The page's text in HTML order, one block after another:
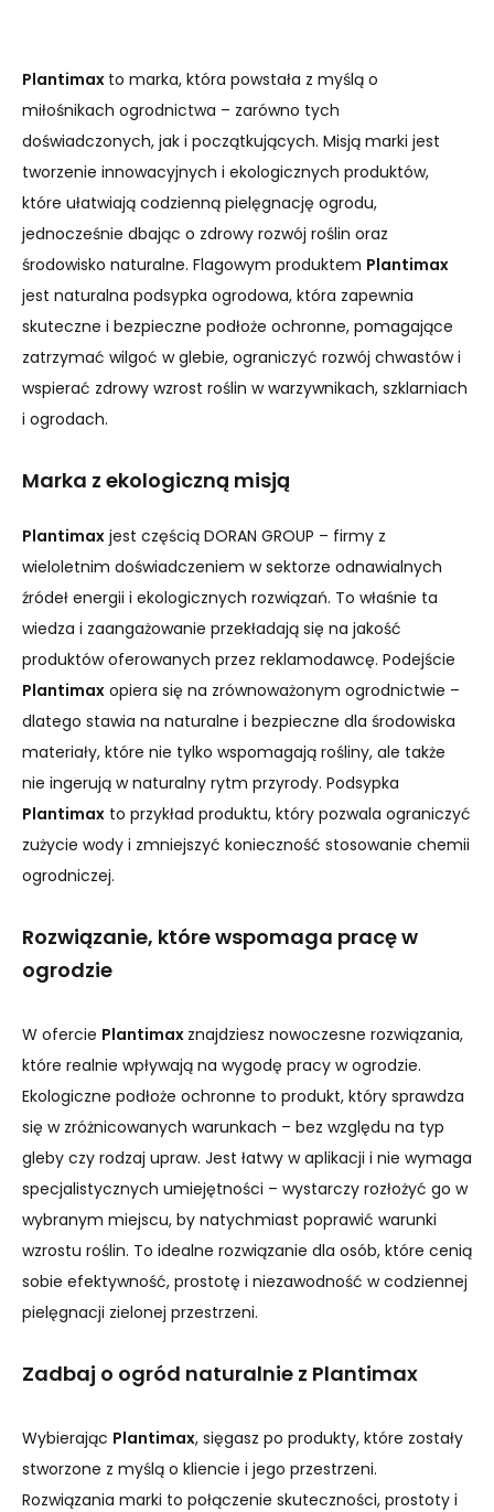
Plantimax to marka, która powstała z myślą o
miłośnikach ogrodnictwa – zarówno tych
doświadczonych, jak i początkujących. Misją marki jest
tworzenie innowacyjnych i ekologicznych produktów,
które ułatwiają codzienną pielęgnację ogrodu,
jednocześnie dbając o zdrowy rozwój roślin oraz
środowisko naturalne. Flagowym produktem Plantimax
jest naturalna podsypka ogrodowa, która zapewnia
skuteczne i bezpieczne podłoże ochronne, pomagające
zatrzymać wilgoć w glebie, ograniczyć rozwój chwastów i
wspierać zdrowy wzrost roślin w warzywnikach, szklarniach
i ogrodach.
Marka z ekologiczną misją
Plantimax jest częścią DORAN GROUP – firmy z
wieloletnim doświadczeniem w sektorze odnawialnych
źródeł energii i ekologicznych rozwiązań. To właśnie ta
wiedza i zaangażowanie przekładają się na jakość
produktów oferowanych przez reklamodawcę. Podejście
Plantimax opiera się na zrównoważonym ogrodnictwie –
dlatego stawia na naturalne i bezpieczne dla środowiska
materiały, które nie tylko wspomagają rośliny, ale także
nie ingerują w naturalny rytm przyrody. Podsypka
Plantimax to przykład produktu, który pozwala ograniczyć
zużycie wody i zmniejszyć konieczność stosowanie chemii
ogrodniczej.
Rozwiązanie, które wspomaga pracę w
ogrodzie
W ofercie Plantimax znajdziesz nowoczesne rozwiązania,
które realnie wpływają na wygodę pracy w ogrodzie.
Ekologiczne podłoże ochronne to produkt, który sprawdza
się w zróżnicowanych warunkach – bez względu na typ
gleby czy rodzaj upraw. Jest łatwy w aplikacji i nie wymaga
specjalistycznych umiejętności – wystarczy rozłożyć go w
wybranym miejscu, by natychmiast poprawić warunki
wzrostu roślin. To idealne rozwiązanie dla osób, które cenią
sobie efektywność, prostotę i niezawodność w codziennej
pielęgnacji zielonej przestrzeni.
Zadbaj o ogród naturalnie z Plantimax
Wybierając Plantimax, sięgasz po produkty, które zostały
stworzone z myślą o kliencie i jego przestrzeni.
Rozwiązania marki to połączenie skuteczności, prostoty i